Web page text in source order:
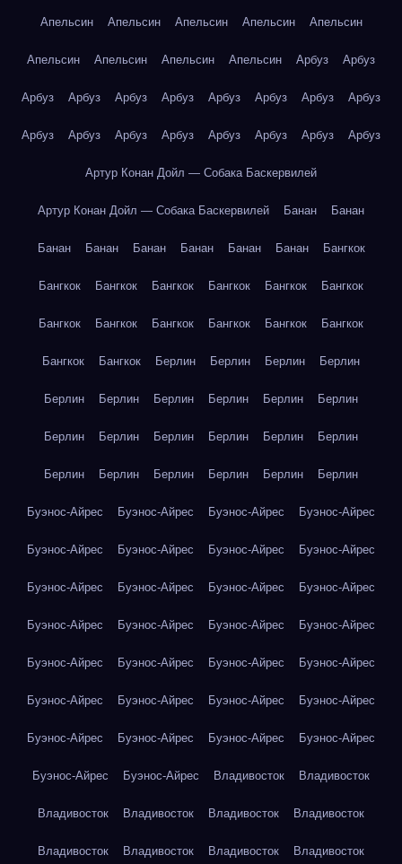
Апельсин Апельсин Апельсин Апельсин Апельсин
Апельсин Апельсин Апельсин Апельсин Арбуз Арбуз
Арбуз Арбуз Арбуз Арбуз Арбуз Арбуз Арбуз Арбуз
Арбуз Арбуз Арбуз Арбуз Арбуз Арбуз Арбуз Арбуз
Артур Конан Дойл — Собака Баскервилей
Артур Конан Дойл — Собака Баскервилей Банан Банан
Банан Банан Банан Банан Банан Банан Бангкок
Бангкок Бангкок Бангкок Бангкок Бангкок Бангкок
Бангкок Бангкок Бангкок Бангкок Бангкок Бангкок
Бангкок Бангкок Берлин Берлин Берлин Берлин
Берлин Берлин Берлин Берлин Берлин Берлин
Берлин Берлин Берлин Берлин Берлин Берлин
Берлин Берлин Берлин Берлин Берлин Берлин
Буэнос-Айрес Буэнос-Айрес Буэнос-Айрес Буэнос-Айрес
Буэнос-Айрес Буэнос-Айрес Буэнос-Айрес Буэнос-Айрес
Буэнос-Айрес Буэнос-Айрес Буэнос-Айрес Буэнос-Айрес
Буэнос-Айрес Буэнос-Айрес Буэнос-Айрес Буэнос-Айрес
Буэнос-Айрес Буэнос-Айрес Буэнос-Айрес Буэнос-Айрес
Буэнос-Айрес Буэнос-Айрес Буэнос-Айрес Буэнос-Айрес
Буэнос-Айрес Буэнос-Айрес Буэнос-Айрес Буэнос-Айрес
Буэнос-Айрес Буэнос-Айрес Владивосток Владивосток
Владивосток Владивосток Владивосток Владивосток
Владивосток Владивосток Владивосток Владивосток